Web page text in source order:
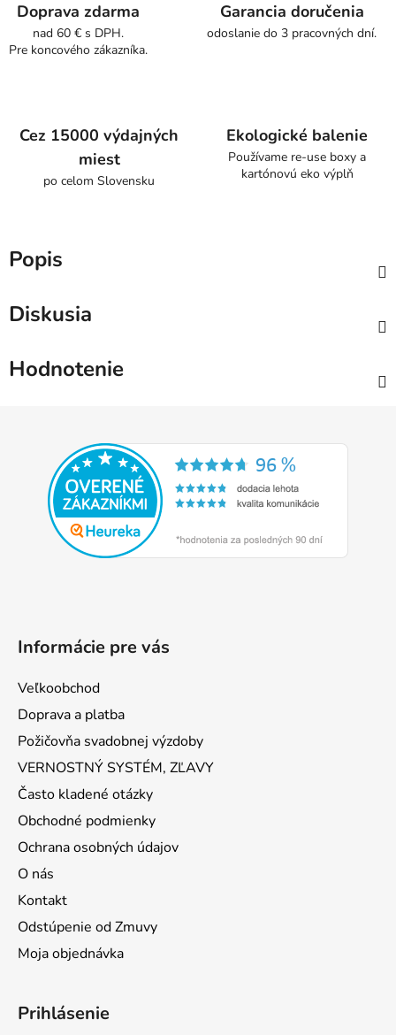
Doprava zdarma
nad 60 € s DPH.
Pre koncového zákazníka.
Garancia doručenia
odoslanie do 3 pracovných dní.
Cez 15000 výdajných
miest
po celom Slovensku
Ekologické balenie
Používame re-use boxy a
kartónovú eko výplň
Popis
Diskusia
Hodnotenie
Informácie pre vás
Veľkoobchod
Doprava a platba
Požičovňa svadobnej výzdoby
VERNOSTNÝ SYSTÉM, ZĽAVY
Často kladené otázky
Obchodné podmienky
Ochrana osobných údajov
O nás
Kontakt
Odstúpenie od Zmuvy
Moja objednávka
Prihlásenie